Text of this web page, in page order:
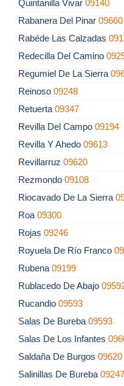
Quintanilla Vivar 09140
Rabanera Del Pinar 09660
Rabéde Las Calzadas
Redecilla Del Camino
Regumiel De La Sierra
Reinoso 09248
Retuerta 09347
Revilla Del Campo 09194
Revilla Y Ahedo 09613
Revillarruz 09620
Rezmondo 09108
Riocavado De La Sierra
Roa 09300
Rojas 09246
Royuela De Río Franco
Rubena 09199
Rublacedo De Abajo
Rucandio 09593
Salas De Bureba 09593
Salas De Los Infantes
Saldaña De Burgos 09620
Salinillas De Bureba 09247